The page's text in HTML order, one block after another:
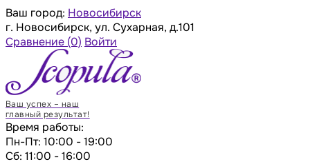
Ваш город: Новосибирск
г. Новосибирск, ул. Сухарная, д.101
Сравнение (0) Войти
Ваш успех – наш
главный результат!
Время работы:
Пн-Пт: 10:00 - 19:00
Сб: 11:00 - 16:00